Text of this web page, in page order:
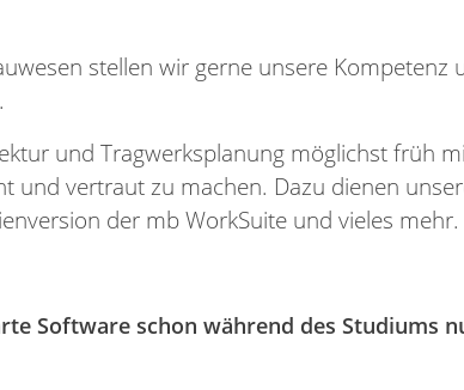
stellen wir gerne unsere Kompetenz
und Tragwerksplanung möglichst früh
und vertraut zu machen. Dazu dienen
der mb WorkSuite und vieles mehr.
Software schon während des Studiums